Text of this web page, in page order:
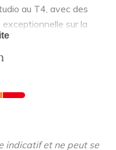
au T4, avec des
sur la
également d'un
de places de
Jardin Ponsardin
l'hôtel particulier
jardins à la française
Ce projet allie
dans un cadre
indicatif et ne peut se